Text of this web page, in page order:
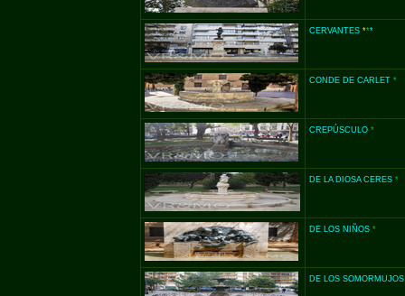
CERVANTES ***
CONDE DE CARLET *
CREPÚSCULO *
DE LA DIOSA CERES *
DE LOS NIÑOS *
DE LOS SOMORMUJOS